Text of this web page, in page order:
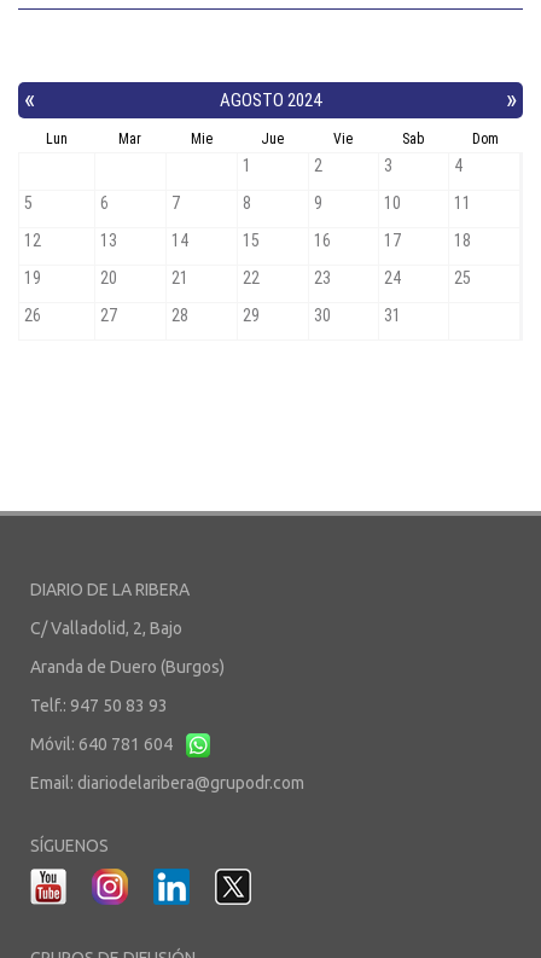
DIARIO DE LA RIBERA
C/ Valladolid, 2, Bajo
Aranda de Duero (Burgos)
Telf.: 947 50 83 93
Móvil: 640 781 604
Email: diariodelaribera@grupodr.com
SÍGUENOS